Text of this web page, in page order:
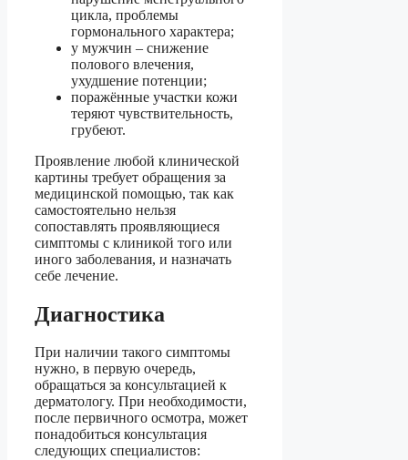
цикла, проблемы
гормонального характера;
у мужчин – снижение
полового влечения,
ухудшение потенции;
поражённые участки кожи
теряют чувствительность,
грубеют.
Проявление любой клинической
картины требует обращения за
медицинской помощью, так как
самостоятельно нельзя
сопоставлять проявляющиеся
симптомы с клиникой того или
иного заболевания, и назначать
себе лечение.
Диагностика
При наличии такого симптомы
нужно, в первую очередь,
обращаться за консультацией к
дерматологу. При необходимости,
после первичного осмотра, может
понадобиться консультация
следующих специалистов: